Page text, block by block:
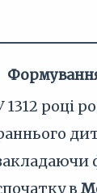
1312 році
в